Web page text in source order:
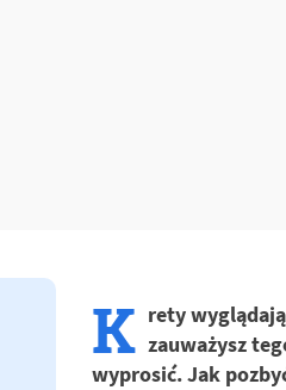
K rety
zauważysz
wyprosić. Jak